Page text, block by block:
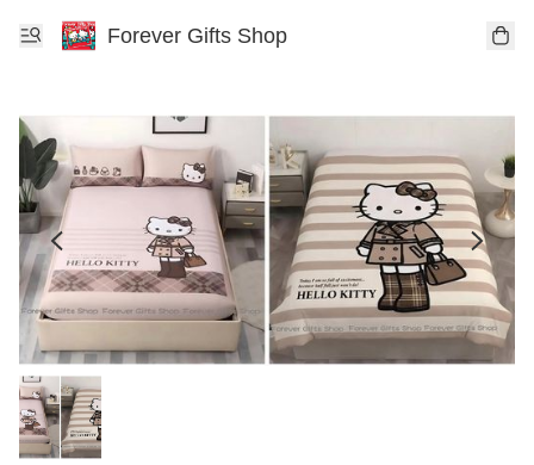
Forever Gifts Shop